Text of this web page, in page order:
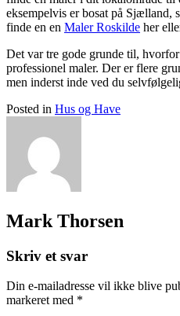
eksempelvis er bosat på Sjælland,
finde en en Maler Roskilde her
Det var tre gode grunde til,
professionel maler. Der er flere
men inderst inde ved du
Posted in Hus og Have
Mark Thorsen
Skriv et svar
Din e-mailadresse vil ikke blive
markeret med *